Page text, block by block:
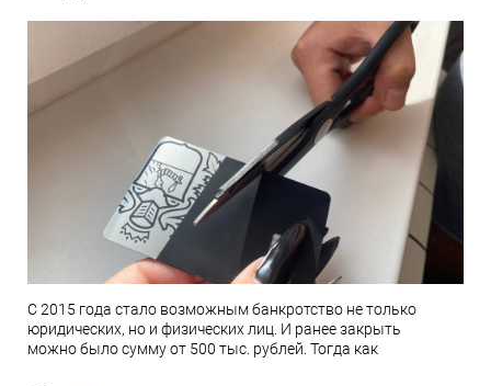
С 2015 года стало возможным банкротство не только
юридических, но и физических лиц. И ранее закрыть
можно было сумму от 500 тыс. рублей. Тогда как